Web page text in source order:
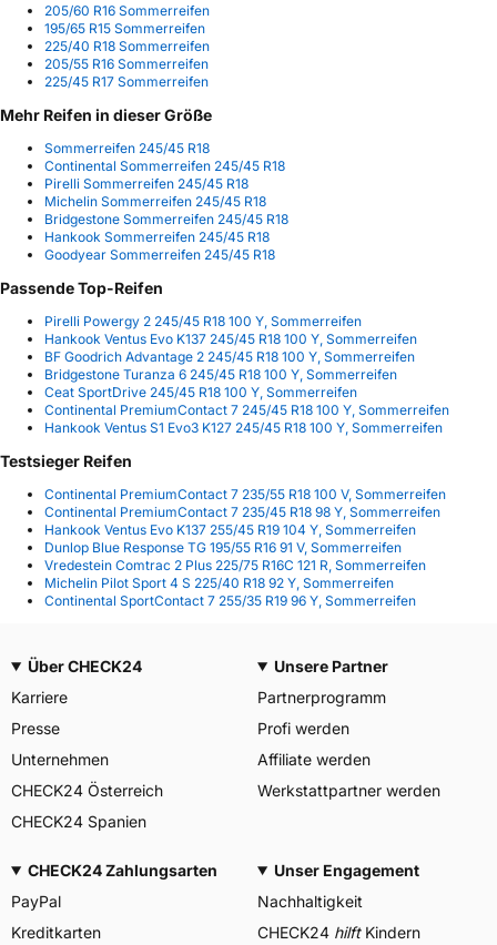
205/60 R16 Sommerreifen
195/65 R15 Sommerreifen
225/40 R18 Sommerreifen
205/55 R16 Sommerreifen
225/45 R17 Sommerreifen
Mehr Reifen in dieser Größe
Sommerreifen 245/45 R18
Continental Sommerreifen 245/45 R18
Pirelli Sommerreifen 245/45 R18
Michelin Sommerreifen 245/45 R18
Bridgestone Sommerreifen 245/45 R18
Hankook Sommerreifen 245/45 R18
Goodyear Sommerreifen 245/45 R18
Passende Top-Reifen
Pirelli Powergy 2 245/45 R18 100 Y, Sommerreifen
Hankook Ventus Evo K137 245/45 R18 100 Y, Sommerreifen
BF Goodrich Advantage 2 245/45 R18 100 Y, Sommerreifen
Bridgestone Turanza 6 245/45 R18 100 Y, Sommerreifen
Ceat SportDrive 245/45 R18 100 Y, Sommerreifen
Continental PremiumContact 7 245/45 R18 100 Y, Sommerreifen
Hankook Ventus S1 Evo3 K127 245/45 R18 100 Y, Sommerreifen
Testsieger Reifen
Continental PremiumContact 7 235/55 R18 100 V, Sommerreifen
Continental PremiumContact 7 235/45 R18 98 Y, Sommerreifen
Hankook Ventus Evo K137 255/45 R19 104 Y, Sommerreifen
Dunlop Blue Response TG 195/55 R16 91 V, Sommerreifen
Vredestein Comtrac 2 Plus 225/75 R16C 121 R, Sommerreifen
Michelin Pilot Sport 4 S 225/40 R18 92 Y, Sommerreifen
Continental SportContact 7 255/35 R19 96 Y, Sommerreifen
Über CHECK24
Karriere
Presse
Unternehmen
CHECK24 Österreich
CHECK24 Spanien
Unsere Partner
Partnerprogramm
Profi werden
Affiliate werden
Werkstattpartner werden
CHECK24 Zahlungsarten
PayPal
Kreditkarten
Unser Engagement
Nachhaltigkeit
CHECK24 hilftKindern